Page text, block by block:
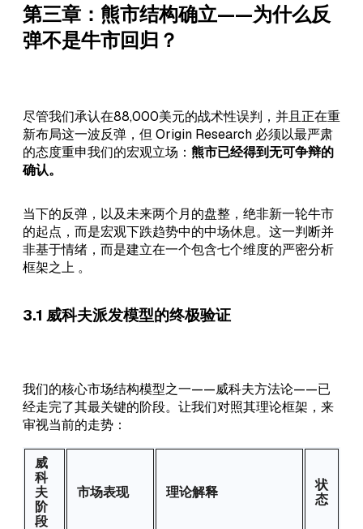
第三章：熊市结构确立——为什么反
弹不是牛市回归？
尽管我们承认在88,000美元的战术性误判，并且正在重
新布局这一波反弹，但 Origin Research 必须以最严肃
的态度重申我们的宏观立场： 熊市已经得到无可争辩的
确认。
当下的反弹，以及未来两个月的盘整，绝非新一轮牛市
的起点，而是宏观下跌趋势中的中场休息。这一判断并
非基于情绪，而是建立在一个包含七个维度的严密分析
框架之上 。
3.1 威科夫派发模型的终极验证
我们的核心市场结构模型之一——威科夫方法论——已
经走完了其最关键的阶段。让我们对照其理论框架，来
审视当前的走势：
威
科
夫
阶
段
市场表现 理论解释
状
态